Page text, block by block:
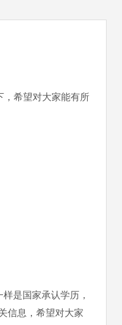
，希望对大家能有所
是国家承认学历，
信息，希望对大家